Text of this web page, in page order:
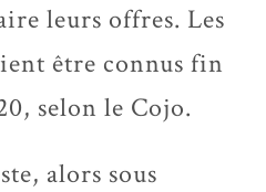
leurs offres. Les
être connus fin
selon le Cojo.
alors sous